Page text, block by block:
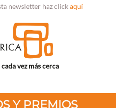
newsletter haz clickaquí
vez más cerca
Y PREMIOS